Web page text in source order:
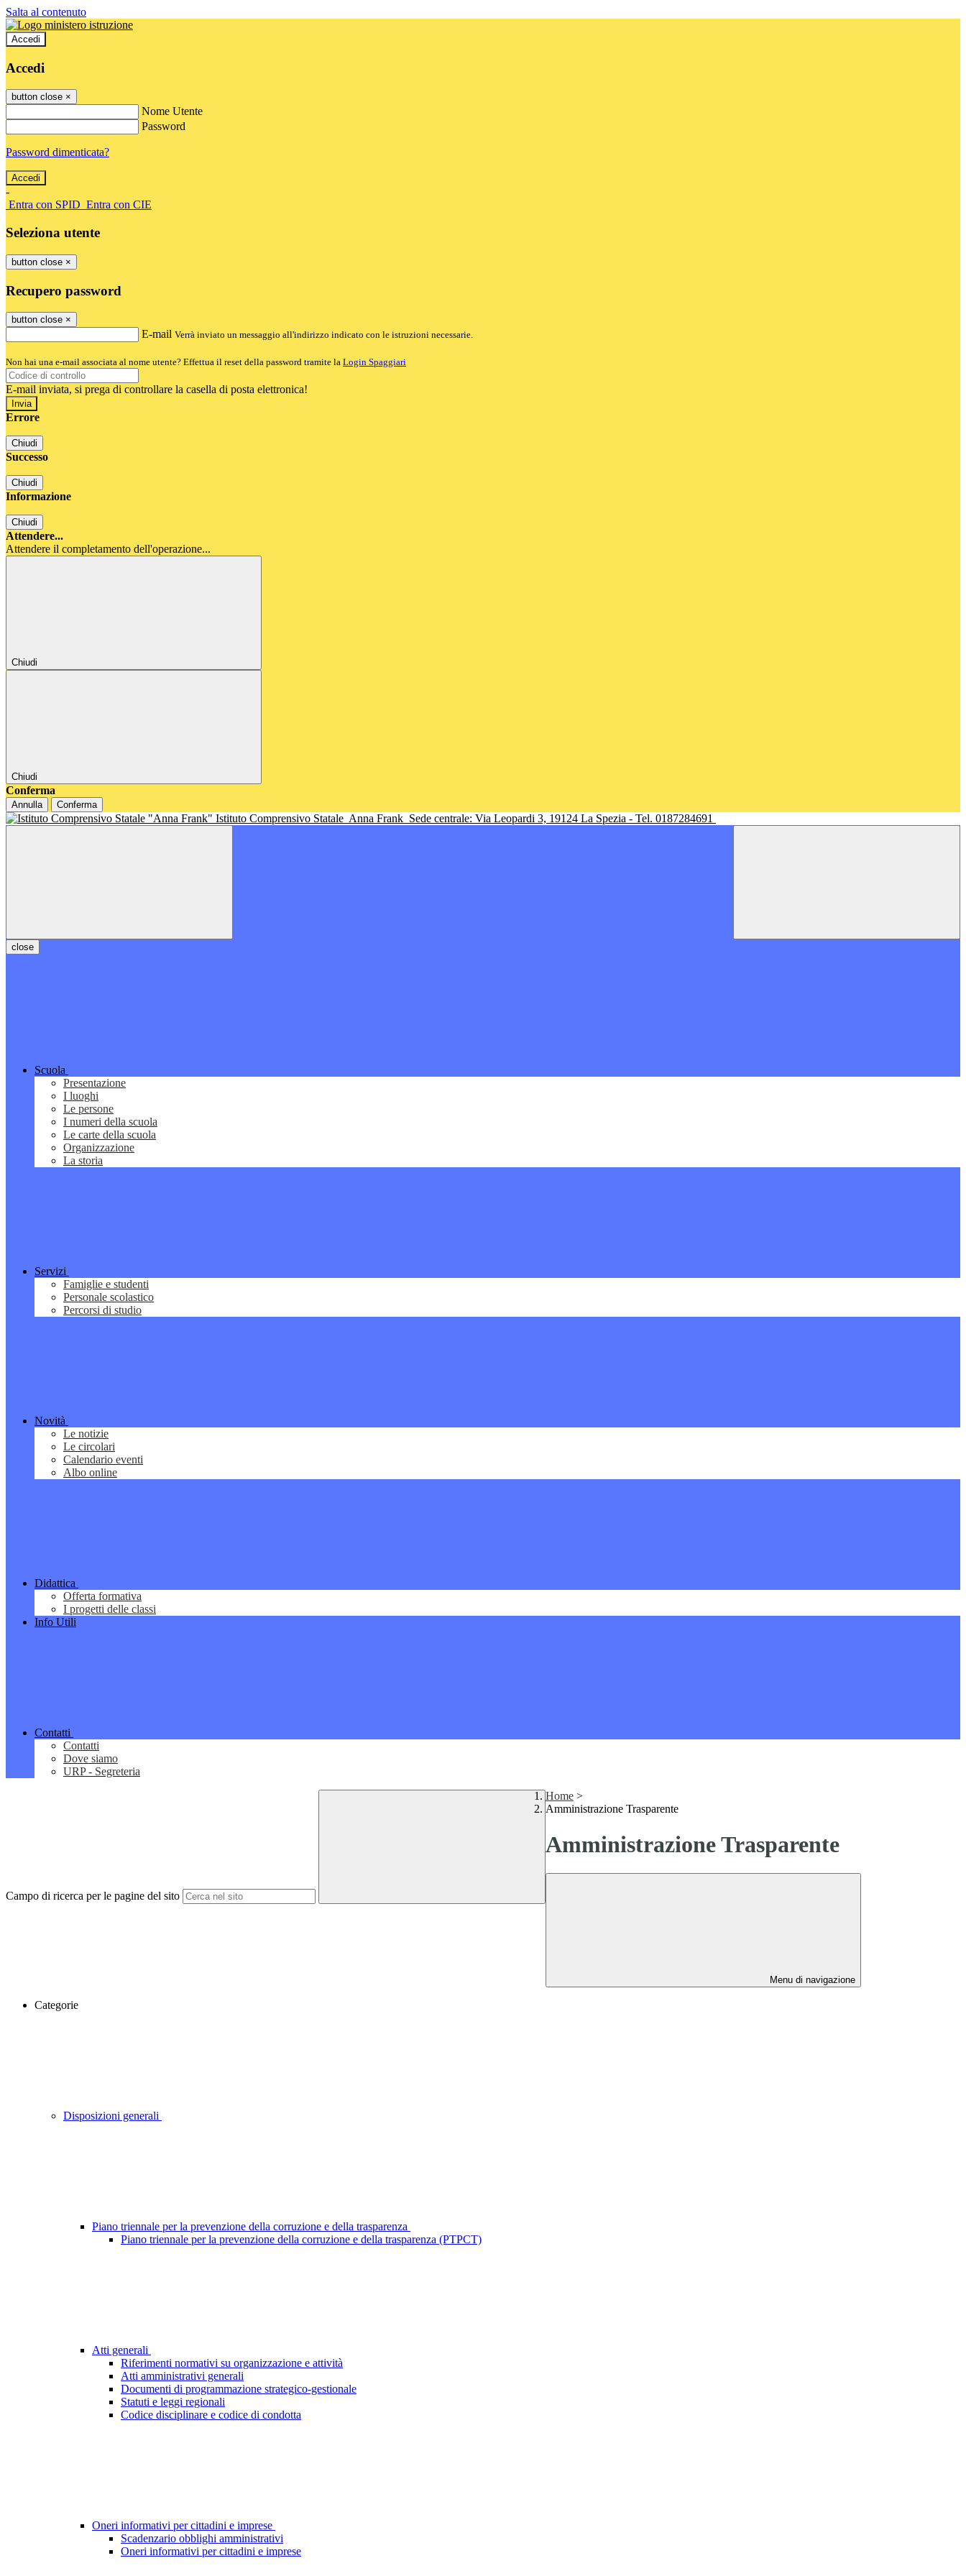
Salta al contenuto
Accedi
Accedi
button close ×
Nome Utente
Password
Password dimenticata?
-
Entra con SPID Entra con CIE
Seleziona utente
button close ×
Recupero password
button close ×
E-mail Verrà inviato un messaggio all'indirizzo indicato con le istruzioni necessarie.
Non hai una e-mail associata al nome utente? Effettua il reset della password tramite la Login Spaggiari
E-mail inviata, si prega di controllare la casella di posta elettronica!
Errore
Chiudi
Successo
Chiudi
Informazione
Chiudi
Attendere...
Attendere il completamento dell'operazione...
Chiudi
Chiudi
Conferma
Annulla Conferma
Istituto Comprensivo Statale Anna Frank Sede centrale: Via Leopardi 3, 19124 La Spezia - Tel. 0187284691
close
Scuola
Presentazione
I luoghi
Le persone
I numeri della scuola
Le carte della scuola
Organizzazione
La storia
Servizi
Famiglie e studenti
Personale scolastico
Percorsi di studio
Novità
Le notizie
Le circolari
Calendario eventi
Albo online
Didattica
Offerta formativa
I progetti delle classi
Info Utili
Contatti
Contatti
Dove siamo
URP - Segreteria
Campo di ricerca per le pagine del sito
Home >
Amministrazione Trasparente
Amministrazione Trasparente
Menu di navigazione
Categorie
Disposizioni generali
Piano triennale per la prevenzione della corruzione e della trasparenza
Piano triennale per la prevenzione della corruzione e della trasparenza (PTPCT)
Atti generali
Riferimenti normativi su organizzazione e attività
Atti amministrativi generali
Documenti di programmazione strategico-gestionale
Statuti e leggi regionali
Codice disciplinare e codice di condotta
Oneri informativi per cittadini e imprese
Scadenzario obblighi amministrativi
Oneri informativi per cittadini e imprese